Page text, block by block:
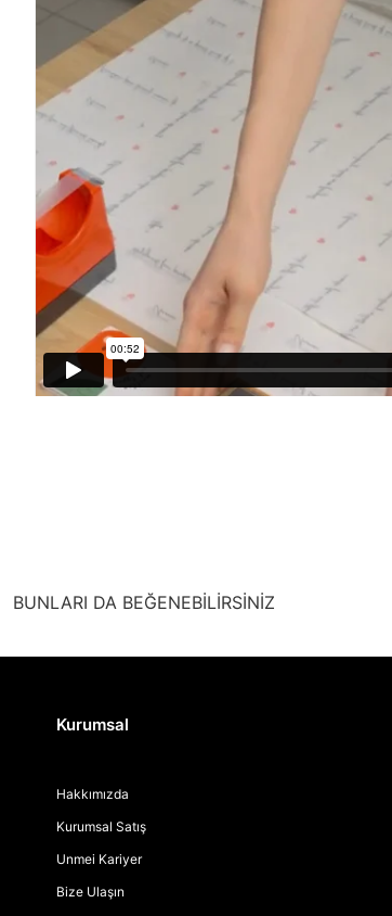
BUNLARI DA BEĞENEBİLİRSİNİZ
Kurumsal
Hakkımızda
Kurumsal Satış
Unmei Kariyer
Bize Ulaşın